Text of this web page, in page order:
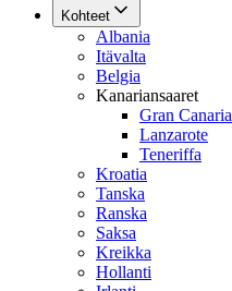
Kohteet
Albania
Itävalta
Belgia
Kanariansaaret
Gran Canaria
Lanzarote
Teneriffa
Kroatia
Tanska
Ranska
Saksa
Kreikka
Hollanti